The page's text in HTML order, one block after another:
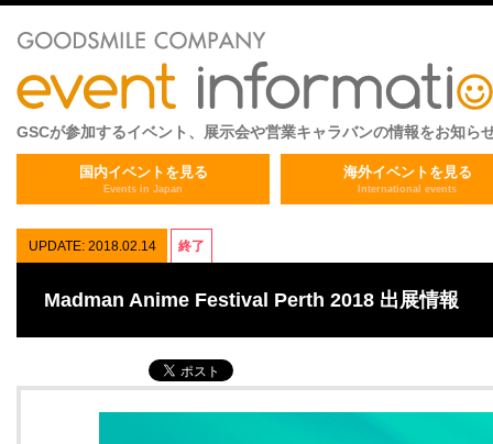
GSCが参加するイベント、展示会や営業キャラバンの情報をお知ら
国内イベントを見る
Events in Japan
海外イベントを見る
International events
UPDATE: 2018.02.14 終了
Madman Anime Festival Perth 2018 出展情報